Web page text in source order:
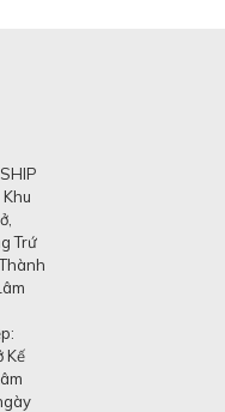
Trứ
Kế